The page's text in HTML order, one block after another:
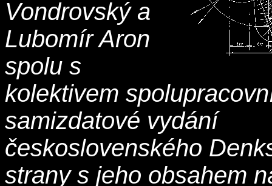
Vondrovský a
Lubomír Aron
spolu s
kolektivem
samizdatové vydání
československého
strany s jeho obsahem